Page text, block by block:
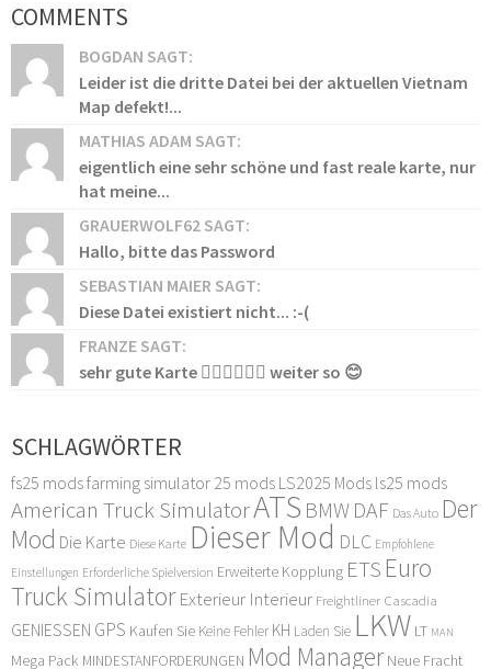
COMMENTS
BOGDAN SAGT:
Leider ist die dritte Datei bei der aktuellen Vietnam
Map defekt!...
MATHIAS ADAM SAGT:
eigentlich eine sehr schöne und fast reale karte, nur
hat meine...
GRAUERWOLF62 SAGT:
Hallo, bitte das Password
SEBASTIAN MAIER SAGT:
Diese Datei existiert nicht... :-(
FRANZE SAGT:
sehr gute Karte 👍🏻👍🏻👍🏻 weiter so 😊
SCHLAGWÖRTER
fs25 modsfarming simulator 25 mods LS2025 Mods ls25 mods
American Truck SimulatorATS BMW DAF Das Auto Der
Mod Die Karte Diese Karte Dieser Mod DLC Empfohlene
Einstellungen Erforderliche Spielversion Erweiterte Kopplung ETS Euro
Truck Simulator Exterieur Interieur Freightliner Cascadia
GENIESSEN GPS Kaufen Sie Keine Fehler KH Laden Sie LKW LT MAN
Mega Pack MINDESTANFORDERUNGEN Mod Manager Neue Fracht